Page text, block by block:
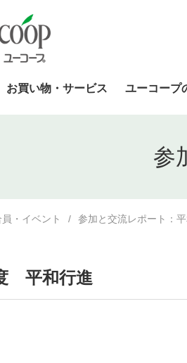
お買い物・サービス ユーコープ
参
・イベント 参加と交流レポート：
平和行進